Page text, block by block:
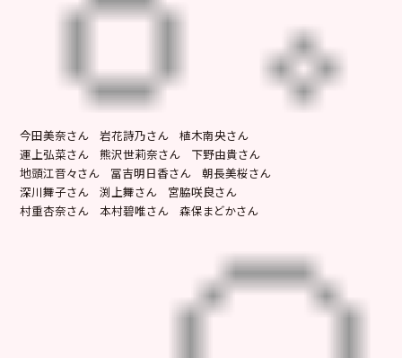
今田美奈さん 岩花詩乃さん 植木南央さん
運上弘菜さん 熊沢世莉奈さん 下野由貴さん
地頭江音々さん 冨吉明日香さん 朝長美桜さん
深川舞子さん 渕上舞さん 宮脇咲良さん
村重杏奈さん 本村碧唯さん 森保まどかさん